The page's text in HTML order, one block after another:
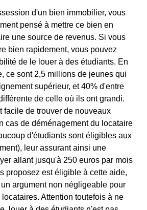
d'un bien immobilier, vous
pensé à mettre ce bien en
une source de revenus. Si vous
bien rapidement, vous pouvez
de le louer à des étudiants. En
ce sont 2,5 millions de jeunes qui
supérieur, et 40% d'entre
de celle où ils ont grandi.
facile de trouver de nouveaux
cas de déménagement du locataire
d'étudiants sont éligibles aux
leur assurant ainsi une
allant jusqu'à 250 euros par mois
proposez est éligible à cette aide,
argument non négligeable pour
Attention toutefois à ne